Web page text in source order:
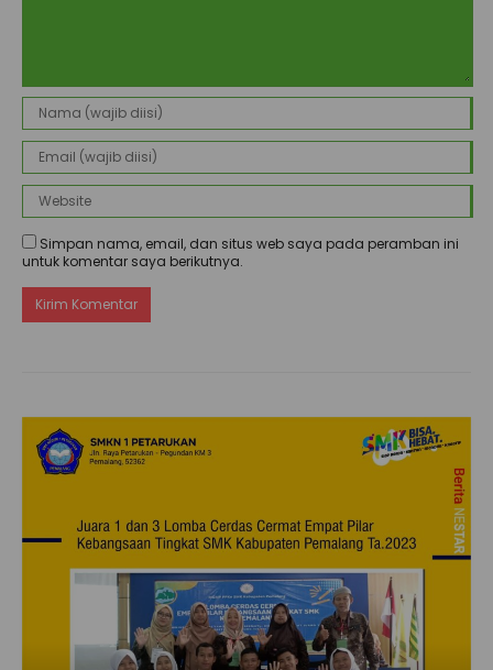
Simpan nama, email, dan situs web saya pada peramban ini
untuk komentar saya berikutnya.